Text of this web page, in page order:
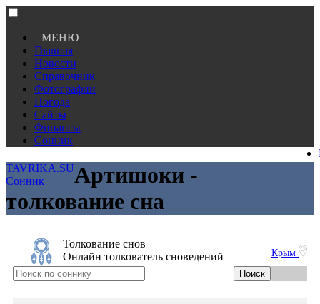
МЕНЮ
Главная
Новости
Справочник
Фотографии
Погода
Сайты
Финансы
Сонник
TAVRIKA.SU
Сонник
Артишоки -
толкование сна
Крым
Толкование снов
Онлайн толкователь сноведений